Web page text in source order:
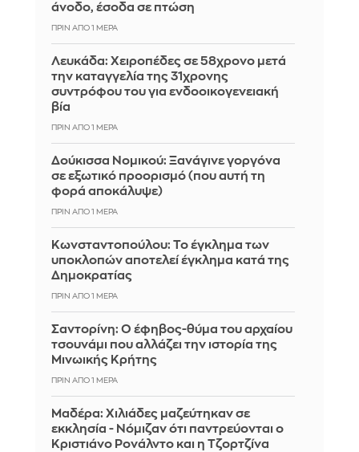
άνοδο, έσοδα σε πτώση
ΠΡΙΝ ΑΠΌ 1 ΜΈΡΑ
Λευκάδα: Χειροπέδες σε 58χρονο μετά
την καταγγελία της 31χρονης
συντρόφου του για ενδοοικογενειακή
βία
ΠΡΙΝ ΑΠΌ 1 ΜΈΡΑ
Δούκισσα Νομικού: Ξανάγινε γοργόνα
σε εξωτικό προορισμό (που αυτή τη
φορά αποκάλυψε)
ΠΡΙΝ ΑΠΌ 1 ΜΈΡΑ
Κωνσταντοπούλου: Το έγκλημα των
υποκλοπών αποτελεί έγκλημα κατά της
Δημοκρατίας
ΠΡΙΝ ΑΠΌ 1 ΜΈΡΑ
Σαντορίνη: Ο έφηβος-θύμα του αρχαίου
τσουνάμι που αλλάζει την ιστορία της
Μινωικής Κρήτης
ΠΡΙΝ ΑΠΌ 1 ΜΈΡΑ
Μαδέρα: Χιλιάδες μαζεύτηκαν σε
εκκλησία - Νόμιζαν ότι παντρεύονται ο
Κριστιάνο Ρονάλντο και η Τζορτζίνα